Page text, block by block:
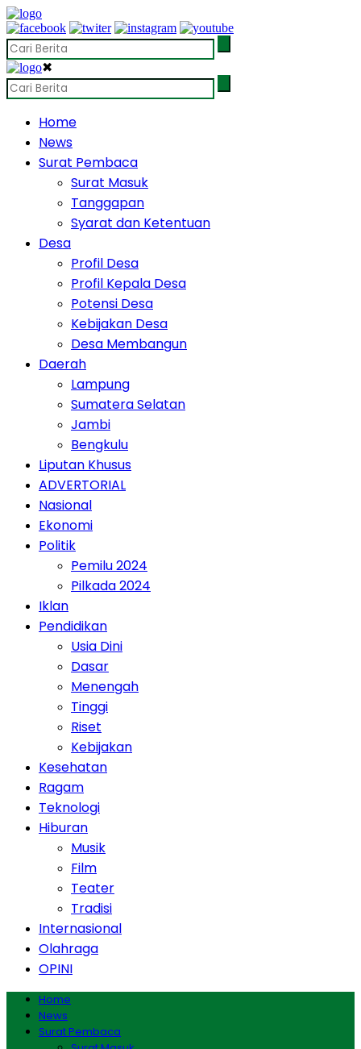
✖
Home
News
Surat Pembaca
Surat Masuk
Tanggapan
Syarat dan Ketentuan
Desa
Profil Desa
Profil Kepala Desa
Potensi Desa
Kebijakan Desa
Desa Membangun
Daerah
Lampung
Sumatera Selatan
Jambi
Bengkulu
Liputan Khusus
ADVERTORIAL
Nasional
Ekonomi
Politik
Pemilu 2024
Pilkada 2024
Iklan
Pendidikan
Usia Dini
Dasar
Menengah
Tinggi
Riset
Kebijakan
Kesehatan
Ragam
Teknologi
Hiburan
Musik
Film
Teater
Tradisi
Internasional
Olahraga
OPINI
Home
News
Surat Pembaca